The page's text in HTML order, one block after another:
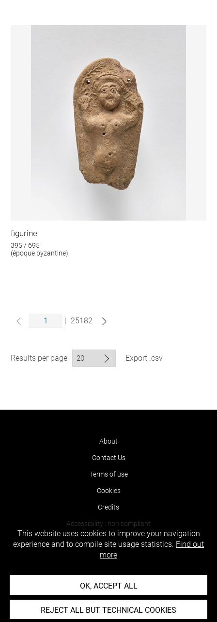
figurine
395 / 695
(époque byzantine)
| 25182
Results per page Export .csv
About
Contact Us
Terms of use
Cookies
Credits
Accessibility : non compliant
This website uses cookies to improve your navigation
experience and to compile site usage statistics. Find out
more
OK, ACCEPT ALL
REJECT ALL BUT TECHNICAL COOKIES